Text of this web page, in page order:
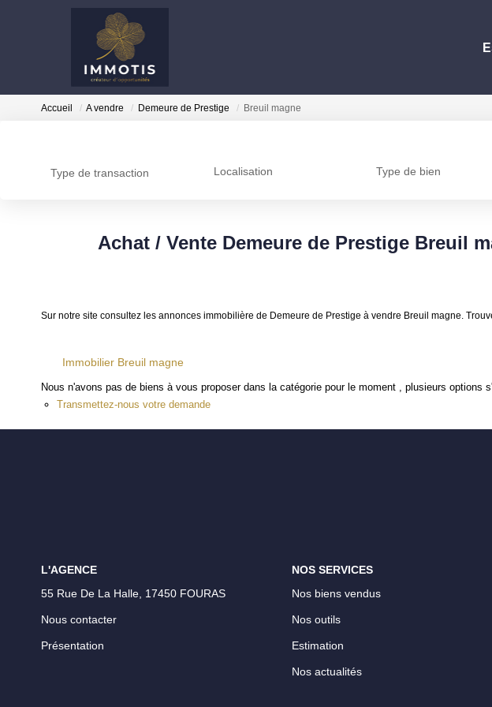
Accueil A vendre Demeure de Prestige Breuil magne
Type de transaction Localisation Type de bien
Achat / Vente Demeure de Prestige Breuil
Sur notre site consultez les annonces immobilière de Demeure de Prestige à vendre Breuil magne.
Immobilier Breuil magne
Nous n'avons pas de biens à vous proposer dans la catégorie pour le moment , plusieurs options
Transmettez-nous votre demande
L'AGENCE
55 Rue De La Halle, 17450 FOURAS
Nous contacter
Présentation
NOS SERVICES
Nos biens vendus
Nos outils
Estimation
Nos actualités